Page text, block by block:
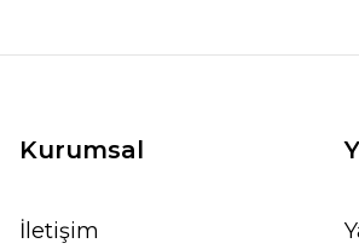
Kurumsal
İletişim